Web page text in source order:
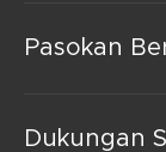
Pasokan
Dukungan